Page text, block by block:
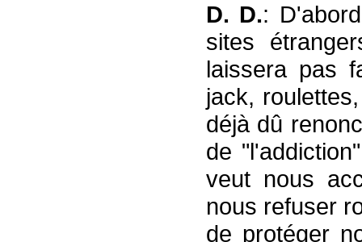
D. D.:
sites
laissera pas
jack,
déjà dû
de
veut nous
nous refuser
de protéger